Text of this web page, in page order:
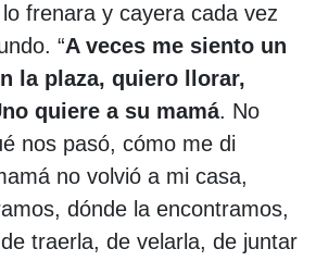
frenara y cayera cada vez
“A veces me siento un
la plaza, quiero llorar,
quiere a su mamá. No
nos pasó, cómo me di
no volvió a mi casa,
dónde la encontramos,
traerla, de velarla, de juntar